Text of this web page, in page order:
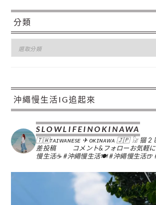
分類
類
沖繩慢生活IG追起來
SLOWLIFEINOKINAWA
🇹🇼ᴛᴀɪᴡᴀɴᴇsᴇ ✈︎ ᴏᴋɪɴᴀᴡᴀ 🇯🇵𓃠 猫 2
差投稿
コメント&フォローお気軽
慢生活☕️#沖繩慢生活🍽#沖繩慢生活🍺